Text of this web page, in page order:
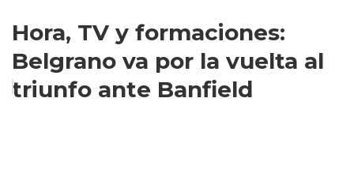
Hora, TV y formaciones:
Belgrano va por la vuelta al
triunfo ante Banfield